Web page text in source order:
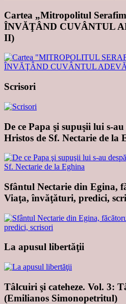
Cartea „Mitropolitul
ÎNVĂŢÂND CUVÂNTUL
II)
Scrisori
De ce Papa şi supuşii lui s-
Hristos de Sf. Nectarie de la
Sfântul Nectarie din Egina,
Viaţa, învăţături, predici,
La apusul libertăţii
Tâlcuiri şi cateheze. Vol. 3:
(Emilianos Simonopetritul)